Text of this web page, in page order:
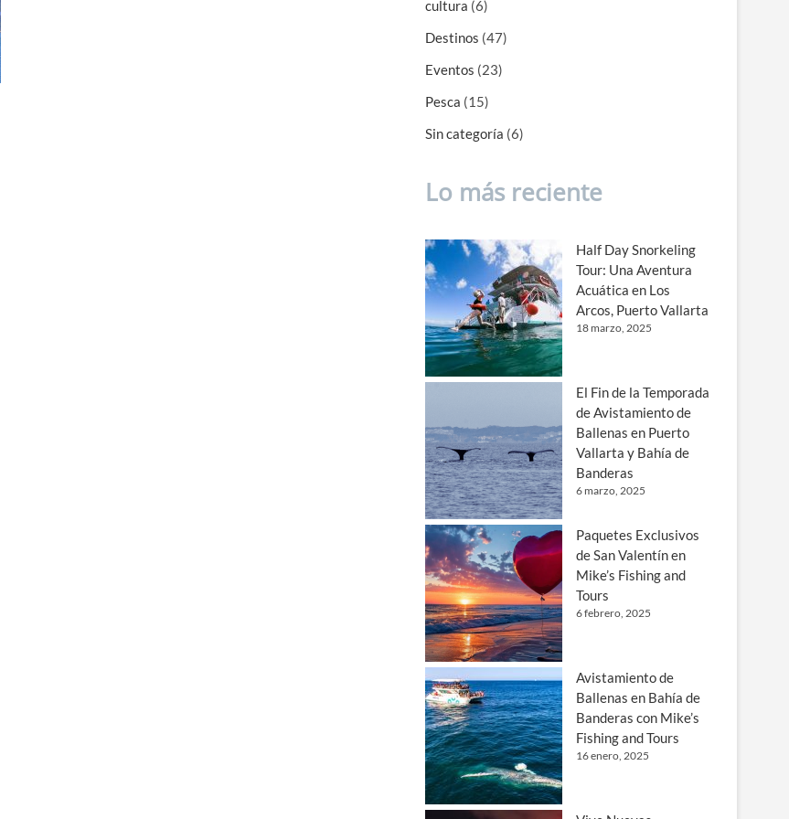
cultura (6)
Destinos (47)
Eventos (23)
Pesca (15)
Sin categoría (6)
Lo más reciente
Half Day Snorkeling
Tour: Una Aventura
Acuática en Los
Arcos, Puerto Vallarta
18 marzo, 2025
El Fin de la Temporada
de Avistamiento de
Ballenas en Puerto
Vallarta y Bahía de
Banderas
6 marzo, 2025
Paquetes Exclusivos
de San Valentín en
Mike’s Fishing and
Tours
6 febrero, 2025
Avistamiento de
Ballenas en Bahía de
Banderas con Mike’s
Fishing and Tours
16 enero, 2025